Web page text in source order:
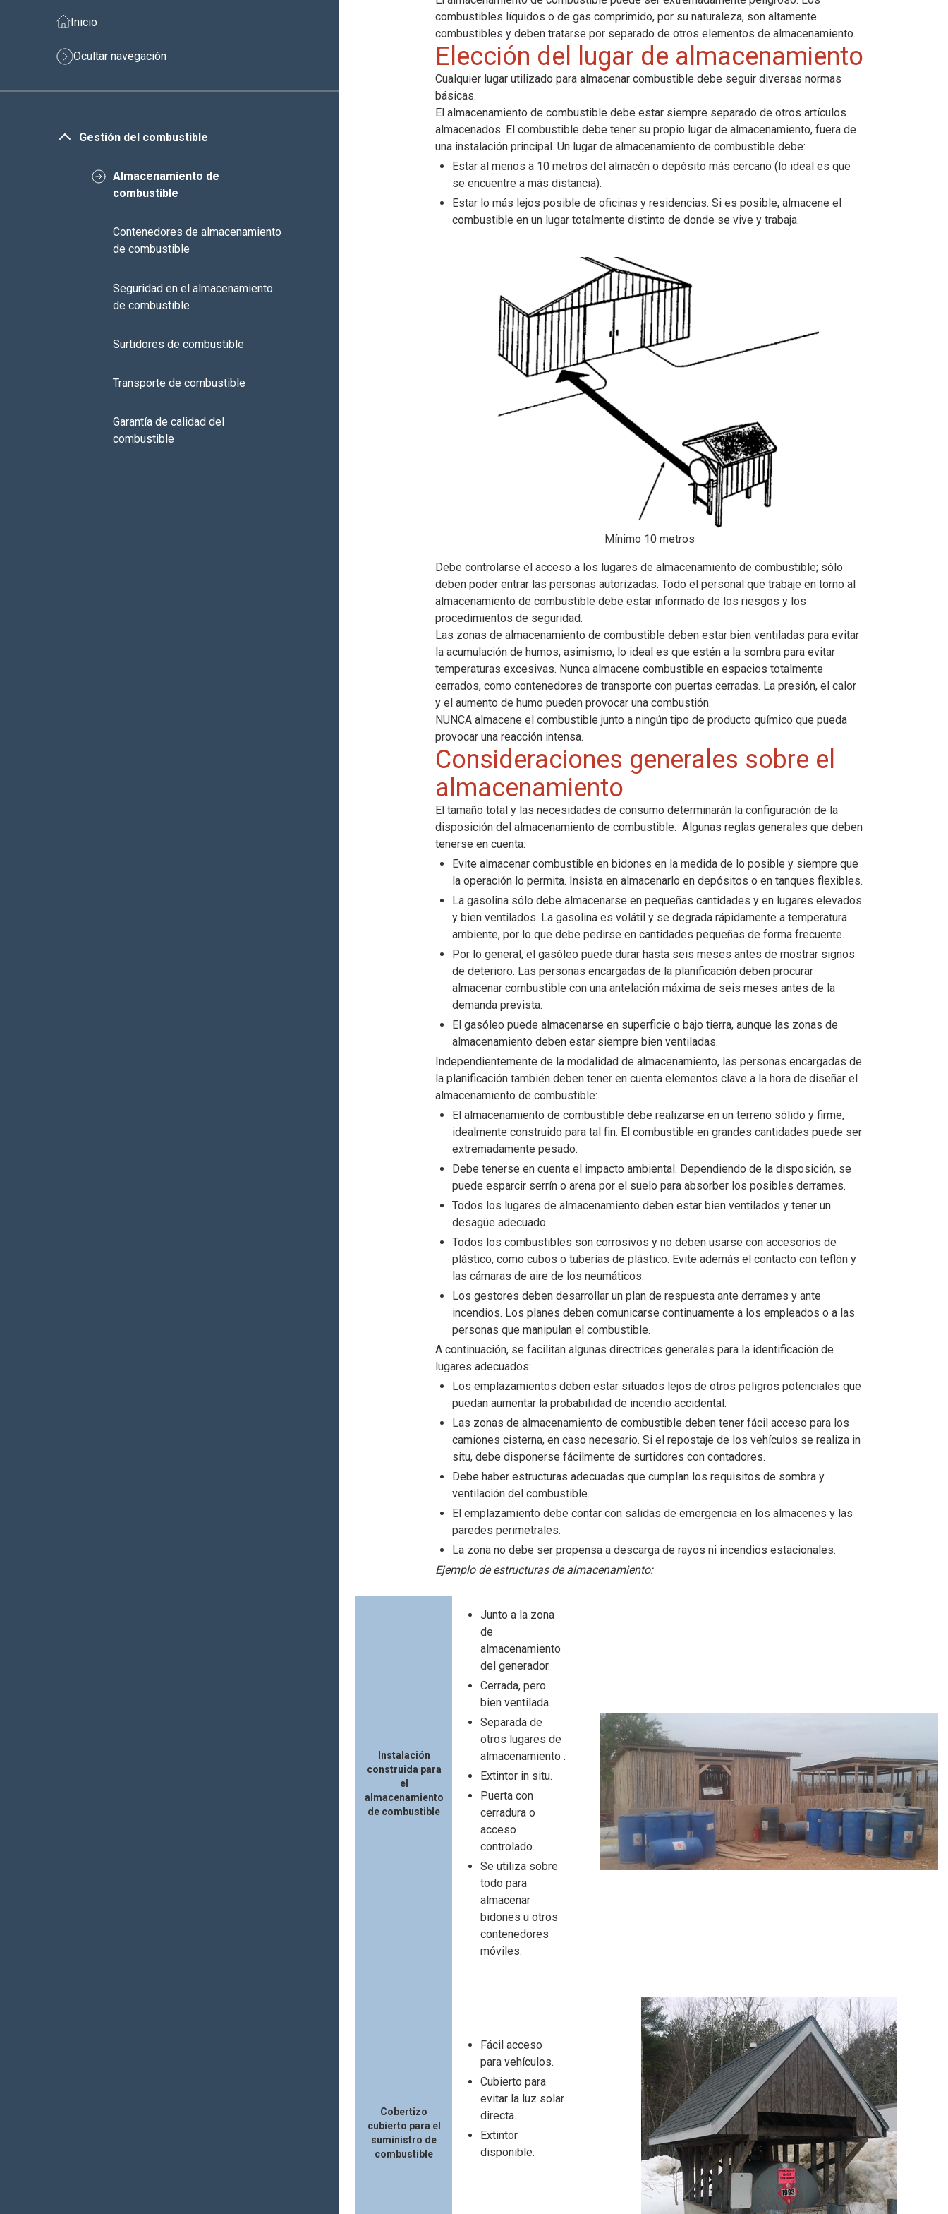
Inicio
Ocultar navegación
Gestión del combustible
Almacenamiento de
combustible
Contenedores de almacenamiento
de combustible
Seguridad en el almacenamiento
de combustible
Surtidores de combustible
Transporte de combustible
Garantía de calidad del
combustible
combustibles líquidos o de gas comprimido, por su naturaleza, son altamente
combustibles y deben tratarse por separado de otros elementos de almacenamiento.
Elección del lugar de almacenamiento
Cualquier lugar utilizado para almacenar combustible debe seguir diversas normas
básicas.
El almacenamiento de combustible debe estar siempre separado de otros artículos
almacenados. El combustible debe tener su propio lugar de almacenamiento, fuera de
una instalación principal. Un lugar de almacenamiento de combustible debe:
Estar al menos a 10 metros del almacén o depósito más cercano (lo ideal es que
se encuentre a más distancia).
Estar lo más lejos posible de oficinas y residencias. Si es posible, almacene el
combustible en un lugar totalmente distinto de donde se vive y trabaja.
Mínimo 10 metros
Debe controlarse el acceso a los lugares de almacenamiento de combustible; sólo
deben poder entrar las personas autorizadas. Todo el personal que trabaje en torno al
almacenamiento de combustible debe estar informado de los riesgos y los
procedimientos de seguridad.
Las zonas de almacenamiento de combustible deben estar bien ventiladas para evitar
la acumulación de humos; asimismo, lo ideal es que estén a la sombra para evitar
temperaturas excesivas. Nunca almacene combustible en espacios totalmente
cerrados, como contenedores de transporte con puertas cerradas. La presión, el calor
y el aumento de humo pueden provocar una combustión.
NUNCA almacene el combustible junto a ningún tipo de producto químico que pueda
provocar una reacción intensa.
Consideraciones generales sobre el
almacenamiento
El tamaño total y las necesidades de consumo determinarán la configuración de la
disposición del almacenamiento de combustible. Algunas reglas generales que deben
tenerse en cuenta:
Evite almacenar combustible en bidones en la medida de lo posible y siempre que
la operación lo permita. Insista en almacenarlo en depósitos o en tanques flexibles.
La gasolina sólo debe almacenarse en pequeñas cantidades y en lugares elevados
y bien ventilados. La gasolina es volátil y se degrada rápidamente a temperatura
ambiente, por lo que debe pedirse en cantidades pequeñas de forma frecuente.
Por lo general, el gasóleo puede durar hasta seis meses antes de mostrar signos
de deterioro. Las personas encargadas de la planificación deben procurar
almacenar combustible con una antelación máxima de seis meses antes de la
demanda prevista.
El gasóleo puede almacenarse en superficie o bajo tierra, aunque las zonas de
almacenamiento deben estar siempre bien ventiladas.
Independientemente de la modalidad de almacenamiento, las personas encargadas de
la planificación también deben tener en cuenta elementos clave a la hora de diseñar el
almacenamiento de combustible:
El almacenamiento de combustible debe realizarse en un terreno sólido y firme,
idealmente construido para tal fin. El combustible en grandes cantidades puede ser
extremadamente pesado.
Debe tenerse en cuenta el impacto ambiental. Dependiendo de la disposición, se
puede esparcir serrín o arena por el suelo para absorber los posibles derrames.
Todos los lugares de almacenamiento deben estar bien ventilados y tener un
desagüe adecuado.
Todos los combustibles son corrosivos y no deben usarse con accesorios de
plástico, como cubos o tuberías de plástico. Evite además el contacto con teflón y
las cámaras de aire de los neumáticos.
Los gestores deben desarrollar un plan de respuesta ante derrames y ante
incendios. Los planes deben comunicarse continuamente a los empleados o a las
personas que manipulan el combustible.
A continuación, se facilitan algunas directrices generales para la identificación de
lugares adecuados:
Los emplazamientos deben estar situados lejos de otros peligros potenciales que
puedan aumentar la probabilidad de incendio accidental.
Las zonas de almacenamiento de combustible deben tener fácil acceso para los
camiones cisterna, en caso necesario. Si el repostaje de los vehículos se realiza in
situ, debe disponerse fácilmente de surtidores con contadores.
Debe haber estructuras adecuadas que cumplan los requisitos de sombra y
ventilación del combustible.
El emplazamiento debe contar con salidas de emergencia en los almacenes y las
paredes perimetrales.
La zona no debe ser propensa a descarga de rayos ni incendios estacionales.
Ejemplo de estructuras de almacenamiento:
Instalación
construida para
el
almacenamiento
de combustible
Junto a la zona
de
almacenamiento
del generador.
Cerrada, pero
bien ventilada.
Separada de
otros lugares de
almacenamiento .
Extintor in situ.
Puerta con
cerradura o
acceso
controlado.
Se utiliza sobre
todo para
almacenar
bidones u otros
contenedores
móviles.
Cobertizo
cubierto para el
suministro de
combustible
Fácil acceso
para vehículos.
Cubierto para
evitar la luz solar
directa.
Extintor
disponible.